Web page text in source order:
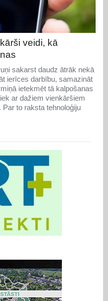
veidi, kā
sakarst daudz ātrāk nekā
ierīces darbību, samazināt
ietekmēt tā kalpošanas
ar dažiem vienkāršiem
to raksta tehnoloģiju